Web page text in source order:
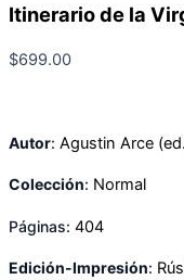
Itinerario de la
$699.00
Autor: Agustin Arce
Colección: Normal
Páginas: 404
Edición-Impresión: R